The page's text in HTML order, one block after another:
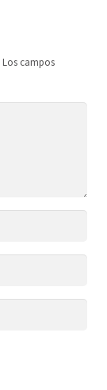
Los campos